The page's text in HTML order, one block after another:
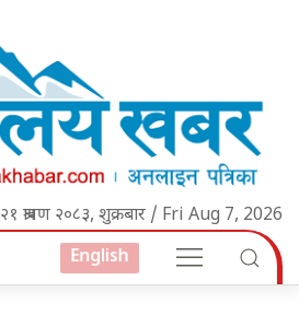
२१ श्रावण २०८३, शुक्रबार / Fri Aug 7, 2026
English